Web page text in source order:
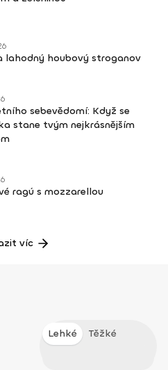
lahodný houbový stroganov
sebevědomí: Když se
stane tvým nejkrásnějším
ragú s mozzarellou
víc
Lehké Těžké